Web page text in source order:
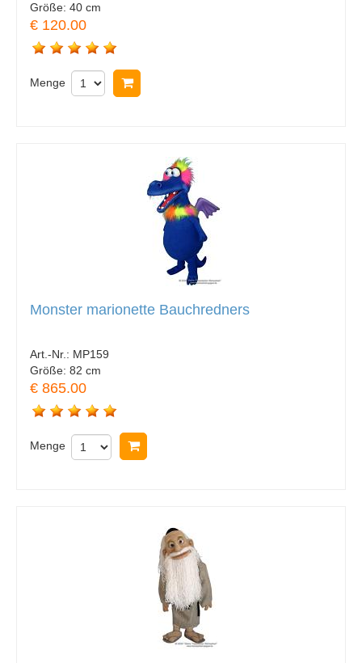
Größe: 40 cm
€ 120.00
Menge
Monster marionette Bauchredners
Art.-Nr.: MP159
Größe: 82 cm
€ 865.00
Menge